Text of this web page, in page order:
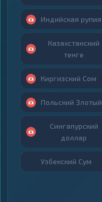
Индийская рупия
Казахстанский
тенге
Киргизский Сом
Польский Злотый
Сингапурский
доллар
Узбекский Сум